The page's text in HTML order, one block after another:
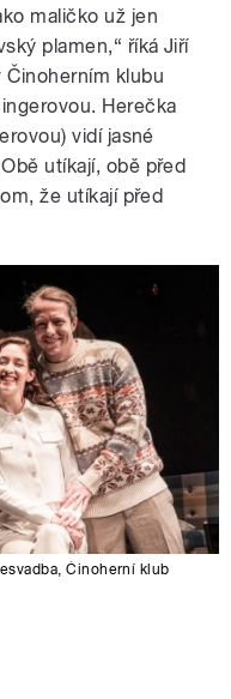
maličko už jen
plamen,“ říká Jiří
ím klubu
Herečka
vidí jasné
utíkají, obě před
že utíkají před
,Činoherní klub